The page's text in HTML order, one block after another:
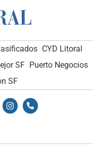
CYD Litoral
SF Puerto Negocios
SF